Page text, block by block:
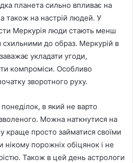
планета сильно впливає на
також на настрій людей. У
Меркурія люди стають менш
схильними до образ. Меркурій в
укладати угоди,
компроміси. Особливо
зворотного руху.
в який не варто
Можна наткнутися на
краще просто займатися своїми
нікому порожніх обіцянок і не
Також в цей день астрологи